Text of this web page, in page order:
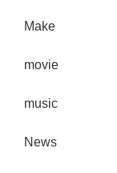
Make
movie
music
News